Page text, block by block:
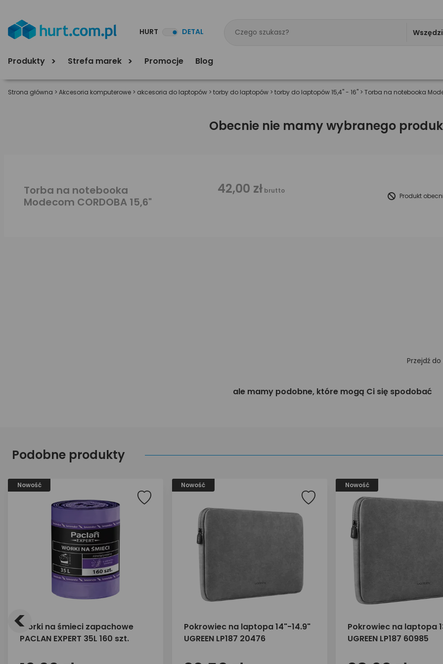
HURT DETAL
Produkty Strefa marek Promocje Blog
Strona główna > Akcesoria komputerowe > akcesoria do laptopów > torby do laptopów > torby do laptopów 15,4" - 16" > Torba na notebooka
Obecnie nie mamy wybranego
Torba na notebooka
Modecom CORDOBA 15,6"
42,00 zł brutto
Produkt
Przejdź do
ale mamy podobne, które mogą Ci się spodobać
Podobne produkty
Nowość
Worki na śmieci zapachowe
PACLAN EXPERT 35L 160 szt.
Nowość
Pokrowiec na laptopa 14"-14.9"
UGREEN LP187 20476
Nowość
Pokrowiec na laptopa
UGREEN LP187 60985
<